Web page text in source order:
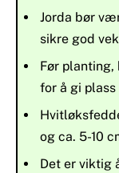
Jorda bør
sikre god
Før planting,
for å gi
og ca. 5-10
Det er viktig